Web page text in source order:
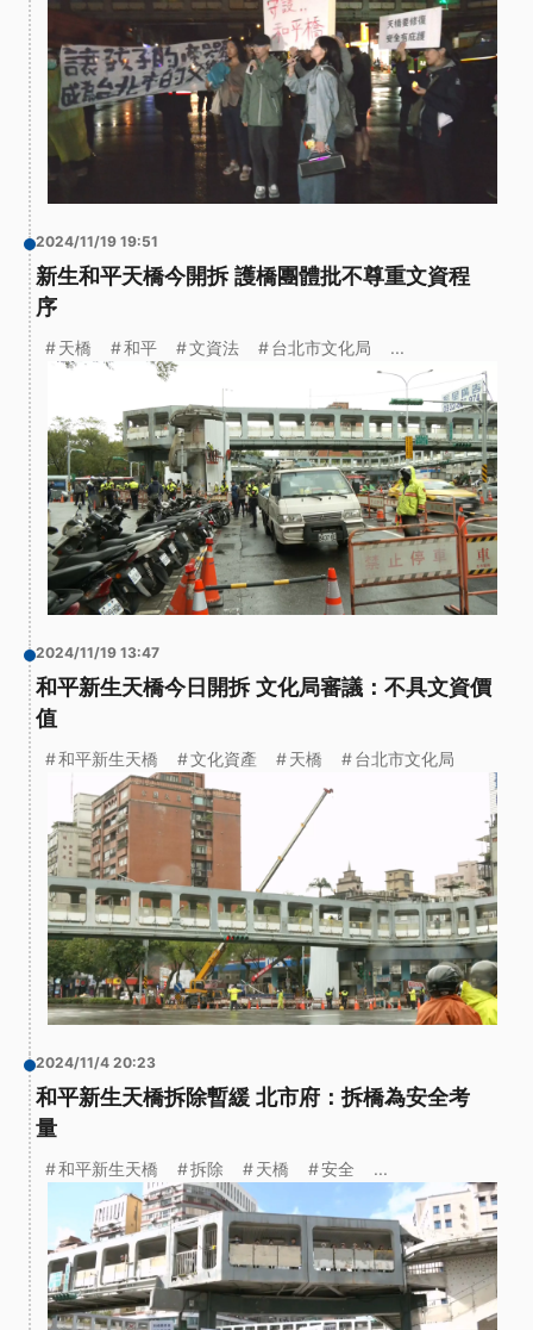
2024/11/19 19:51
新生和平天橋今開拆 護橋團體批不尊重文資程
序
天橋 和平 文資法 台北市文化局 ...
2024/11/19 13:47
和平新生天橋今日開拆 文化局審議：不具文資價
值
和平新生天橋 文化資產 天橋 台北市文化局
2024/11/4 20:23
和平新生天橋拆除暫緩 北市府：拆橋為安全考
量
和平新生天橋 拆除 天橋 安全 ...